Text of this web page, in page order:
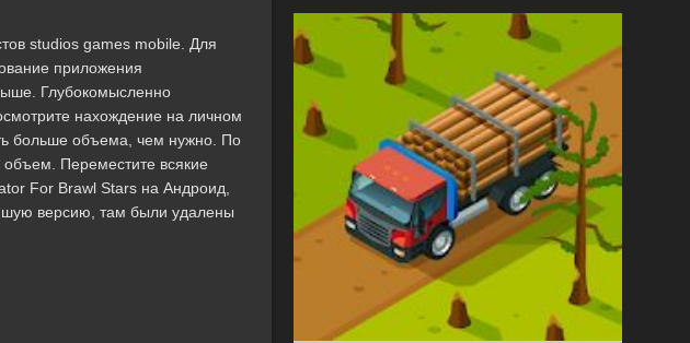
studios games mobile. Для
приложения
Глубокомысленно
нахождение на личном
больше объема, чем нужно. По
объем. Переместите всякие
For Brawl Stars на Андроид,
версию, там были удалены